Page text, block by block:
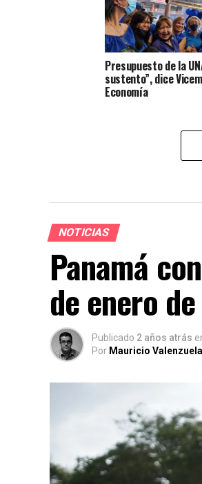
Presupuesto de la
sustento”, dice
Economía
NOTICIAS
Panamá
de enero
Publicado 2 años atrás
Por Mauricio Valenzuela